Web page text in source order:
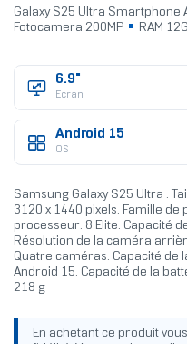
Galaxy S25 Ultra Smartphone
Fotocamera 200MP
RAM
6.9"
Ecran
Android 15
OS
Samsung Galaxy S25 Ultra .
3120 x 1440 pixels. Famille
processeur: 8 Elite. Capacité
Résolution de la caméra
Quatre caméras. Capacité de
Android 15. Capacité de la
218 g
En achetant ce produit